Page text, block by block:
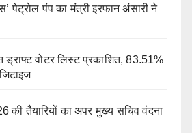
पेट्रोल पंप का मंत्री इरफान अंसारी ने
वोटर लिस्ट प्रकाशित, 83.51%
की तैयारियों का अपर मुख्य सचिव वंदना